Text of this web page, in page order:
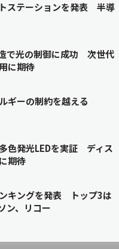
ステーションを発表 半導
で光の制御に成功 次世代
に期待
ギーの制約を越える
色発光LEDを実証 ディス
期待
キングを発表 トップ3は
ン、リコー